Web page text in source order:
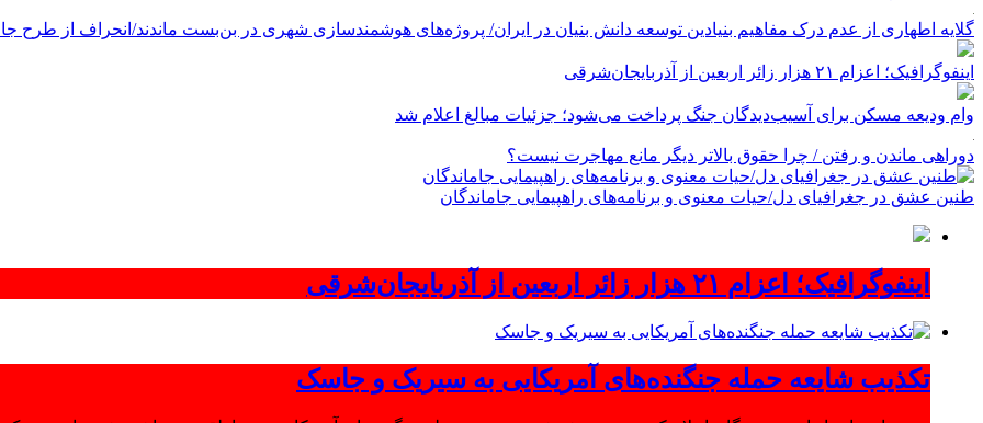
گلایه اطهاری از عدم درک مفاهیم بنیادین توسعه دانش بنیان در ایران/ پروژه‌های هوشمندسازی شهری در بن‌بست ماندند/انحراف از طرح جامع ۱۳۸۶ به کشور
اینفوگرافیک؛ اعزام ۲۱ هزار زائر اربعین از آذربایجان‌شرقی
وام ودیعه مسکن برای آسیب‌دیدگان جنگ پرداخت می‌شود؛ جزئیات مبالغ اعلام شد
دوراهی ماندن و رفتن / چرا حقوق بالاتر دیگر مانع مهاجرت نیست؟
طنین عشق در جغرافیای دل/حیات معنوی و برنامه‌های راهپیمایی جاماندگان
اینفوگرافیک؛ اعزام ۲۱ هزار زائر اربعین از آذربایجان‌شرقی
تکذیب شایعه حمله جنگنده‌های آمریکایی به سیریک و جاسک